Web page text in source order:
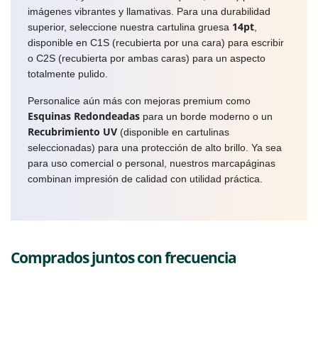
imágenes vibrantes y llamativas. Para una durabilidad
superior, seleccione nuestra cartulina gruesa 14pt
disponible en C1S (recubierta por una cara) para escribir
o C2S (recubierta por ambas caras) para un aspecto
totalmente pulido.
Personalice aún más con mejoras premium como
Esquinas Redondeadas para un borde moderno o un
Recubrimiento UV (disponible en cartulinas
seleccionadas) para una protección de alto brillo. Ya sea
para uso comercial o personal, nuestros marcapáginas
combinan impresión de calidad con utilidad práctica.
Comprados juntos con frecuencia